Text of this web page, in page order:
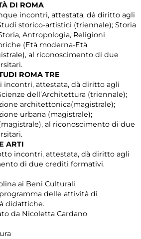
DI ROMA
incontri, attestata, dà diritto agli
storico-artistici (triennale); Storia
Antropologia, Religioni
(Età moderna-Età
al riconoscimento di due
ROMA TRE
incontri, attestata, dà diritto agli
dell’Architettura (triennale);
architettonica(magistrale);
urbana (magistrale);
al riconoscimento di due
ARTI
incontri, attestata, dà diritto agli
di due crediti formativi.
ai Beni Culturali
delle attività di
didattiche.
da Nicoletta Cardano